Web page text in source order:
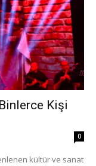
Kişi
0
kültür ve sanat